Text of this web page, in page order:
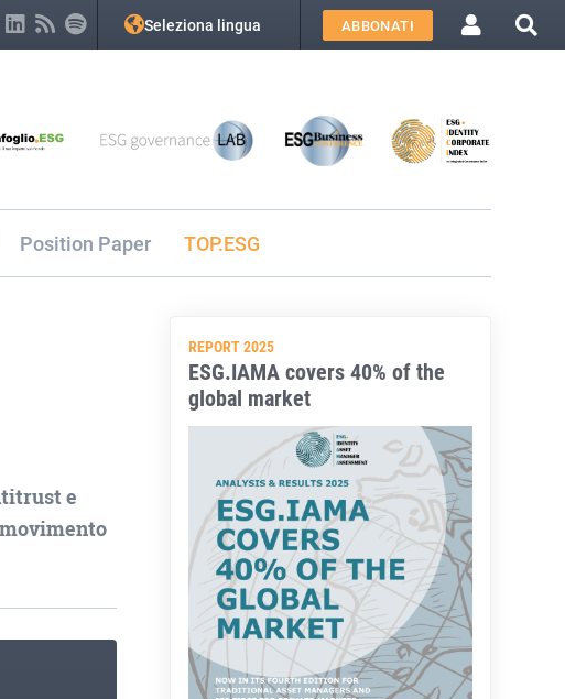
Seleziona lingua ABBONATI
Position Paper TOP.ESG
e
REPORT 2025
ESG.IAMA covers 40% of the
global market